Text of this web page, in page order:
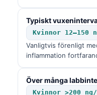
Typiskt
Kvinnor 12–150
Vanligtvis förenligt
inflammation
Över många
Kvinnor >200 ng/